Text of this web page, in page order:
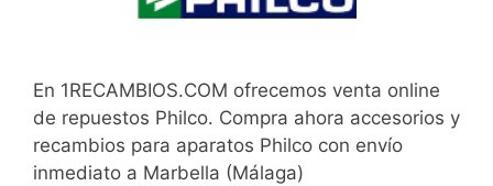
En 1RECAMBIOS.COM ofrecemos venta online
de repuestos Philco. Compra ahora accesorios y
recambios para aparatos Philco con envío
inmediato a Marbella (Málaga)